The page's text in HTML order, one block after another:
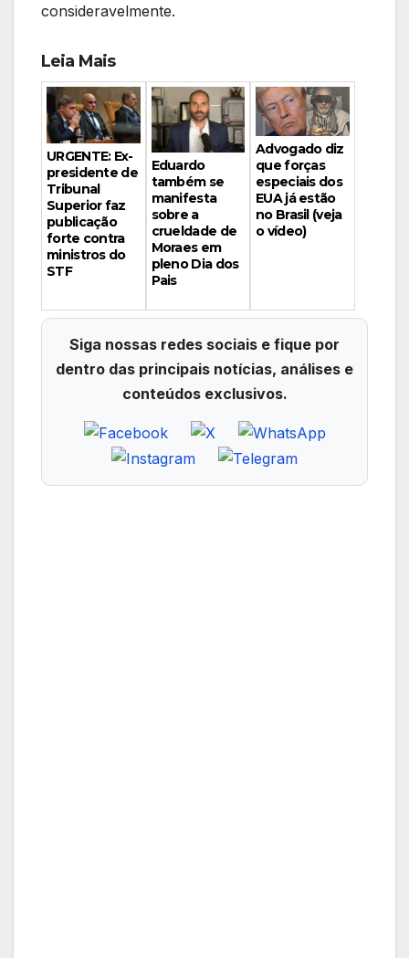
consideravelmente.
Leia Mais
URGENTE: Ex-
presidente de
Tribunal
Superior faz
publicação
forte contra
ministros do
STF
Eduardo
também se
manifesta
sobre a
crueldade de
Moraes em
pleno Dia dos
Pais
Advogado diz
que forças
especiais dos
EUA já estão
no Brasil (veja
o vídeo)
Siga nossas redes sociais e fique por
dentro das principais notícias, análises e
conteúdos exclusivos.